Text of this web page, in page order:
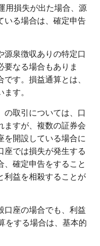
用損失が出た場合、源
いる場合は、確定申告
源泉徴収ありの特定口
要なる場合もありま
す。損益通算とは、
す。
の取引については、口
ますが、複数の証券会
を開設している場合に
座では損失が発生する
、確定申告をすること
利益を相殺することが
口座の場合でも、利益
をする場合は、基本的